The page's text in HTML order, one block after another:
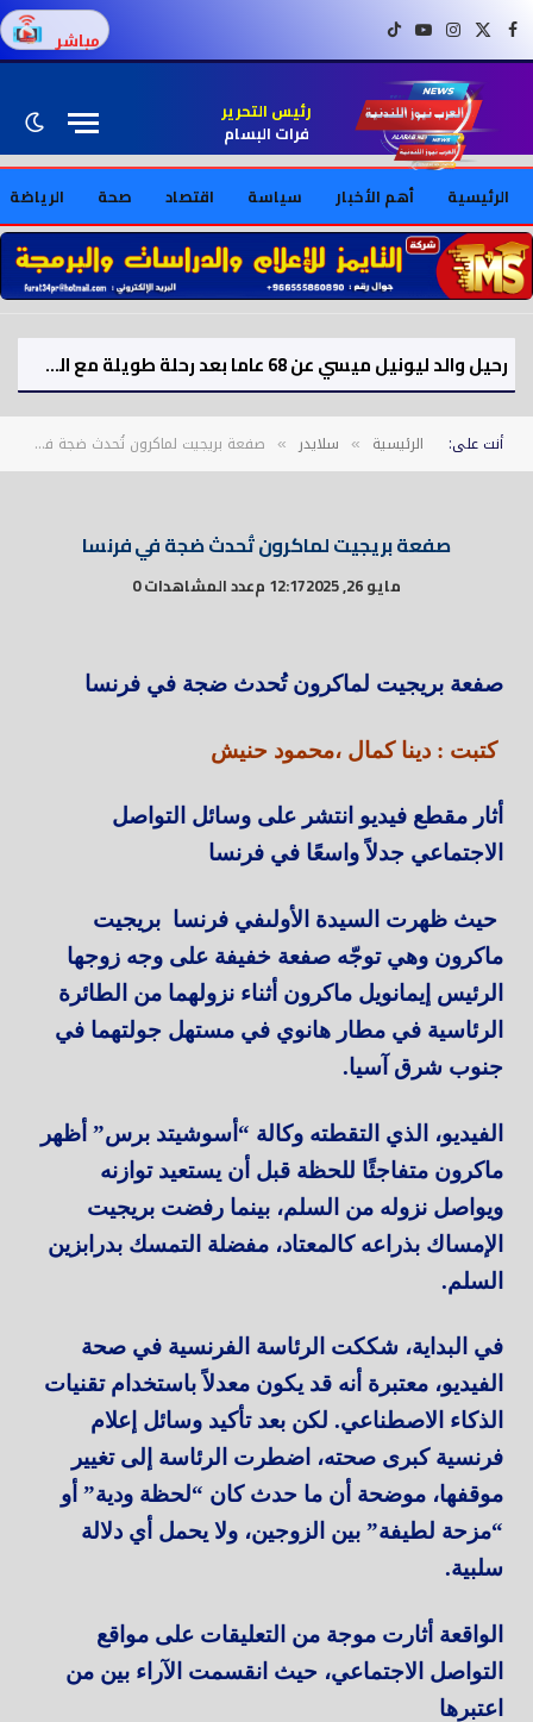
فيسبوكX (Twitter)
إنستغراميوتيوبتيك توك مباشر
رئيس التحرير
فرات البسام
الرئيسية أهم الأخبار سياسة اقتصاد صحة الرياضة
رحيل والد ليونيل ميسي عن 68 عاما بعد رحلة طويلة مع المرض
أنت على: الرئيسية » سلايدر » صفعة بريجيت لماكرون تُحدث ضجة في فرنسا
صفعة بريجيت لماكرون تُحدث ضجة في فرنسا
مايو 26, 2025 12:17 م عدد المشاهدات 0
صفعة بريجيت لماكرون تُحدث ضجة في فرنسا
كتبت : دينا كمال ،محمود حنيش
أثار مقطع فيديو انتشر على وسائل التواصل
الاجتماعي جدلاً واسعًا في فرنسا
حيث ظهرت السيدة الأولىفي فرنسا بريجيت
ماكرون وهي توجّه صفعة خفيفة على وجه زوجها
الرئيس إيمانويل ماكرون أثناء نزولهما من الطائرة
الرئاسية في مطار هانوي في مستهل جولتهما في
جنوب شرق آسيا.
الفيديو، الذي التقطته وكالة “أسوشيتد برس” أظهر
ماكرون متفاجئًا للحظة قبل أن يستعيد توازنه
ويواصل نزوله من السلم، بينما رفضت بريجيت
الإمساك بذراعه كالمعتاد، مفضلة التمسك بدرابزين
السلم.
في البداية، شككت الرئاسة الفرنسية في صحة
الفيديو، معتبرة أنه قد يكون معدلاً باستخدام تقنيات
الذكاء الاصطناعي. لكن بعد تأكيد وسائل إعلام
فرنسية كبرى صحته، اضطرت الرئاسة إلى تغيير
موقفها، موضحة أن ما حدث كان “لحظة ودية” أو
“مزحة لطيفة” بين الزوجين، ولا يحمل أي دلالة
سلبية.
الواقعة أثارت موجة من التعليقات على مواقع
التواصل الاجتماعي، حيث انقسمت الآراء بين من
اعتبرها